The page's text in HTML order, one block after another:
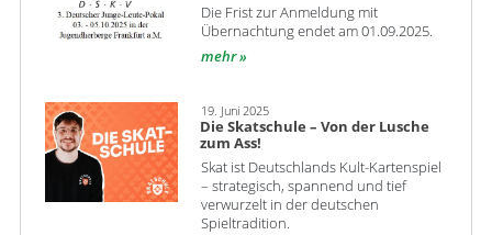
Die Frist zur Anmeldung mit
Übernachtung endet am 01.09.2025.
mehr
19. Juni 2025
Die Skatschule – Von der Lusche
zum Ass!
Skat ist Deutschlands Kult-Kartenspiel
– strategisch, spannend und tief
verwurzelt in der deutschen
Spieltradition.